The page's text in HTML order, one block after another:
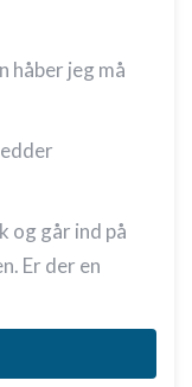
håber jeg må
og går ind på
Er der en